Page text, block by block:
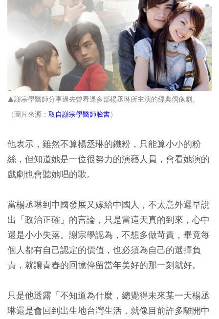
▲謝宗學醫師分享過去曾看過多部楊丞琳所主演的經典偶像劇。
（圖片來源： 取自謝宗學醫師臉書）
他表示，雖然不算楊丞琳的鐵粉，只能算小小的粉
絲，但知道她是一位很努力的演藝人員，會看她演的
戲劇也會聽她唱的歌。
當楊丞琳到中國發展又嫁給中國人，不太意外遲早說
出「政治正確」的言論，只是當這天真的到來，心中
還是小小失落。謝宗學認為，不想多做苛責，畢竟每
個人都有自己認定的價值，也必須為自己的選擇負
責，就讓青春的回憶停留當年美好的那一刻就好。
只是他透露「不知道為什麼，總覺得未來某一天楊丞
琳還是會回到出生地台灣生活，就像目前許多離開中